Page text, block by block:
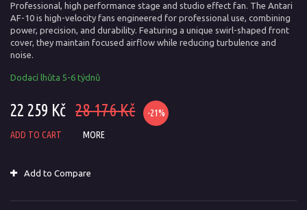
Professional, high performance stage and studio effect fan. The Antari
AF-10 is high-velocity fans engineered for professional use, combining
power, precision, and durability. Featuring a unique swirl-shaped front
cover, they maintain focused airflow while reducing turbulence and
noise.
Dodací lhůta 5-6 týdnů
22 259 Kč 28 176 Kč -21%
ADD TO CART MORE
Add to Compare